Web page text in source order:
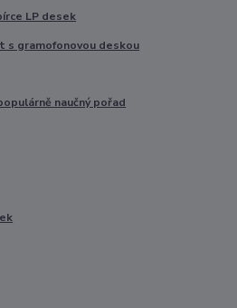
LP desek
s gramofonovou deskou
naučný pořad